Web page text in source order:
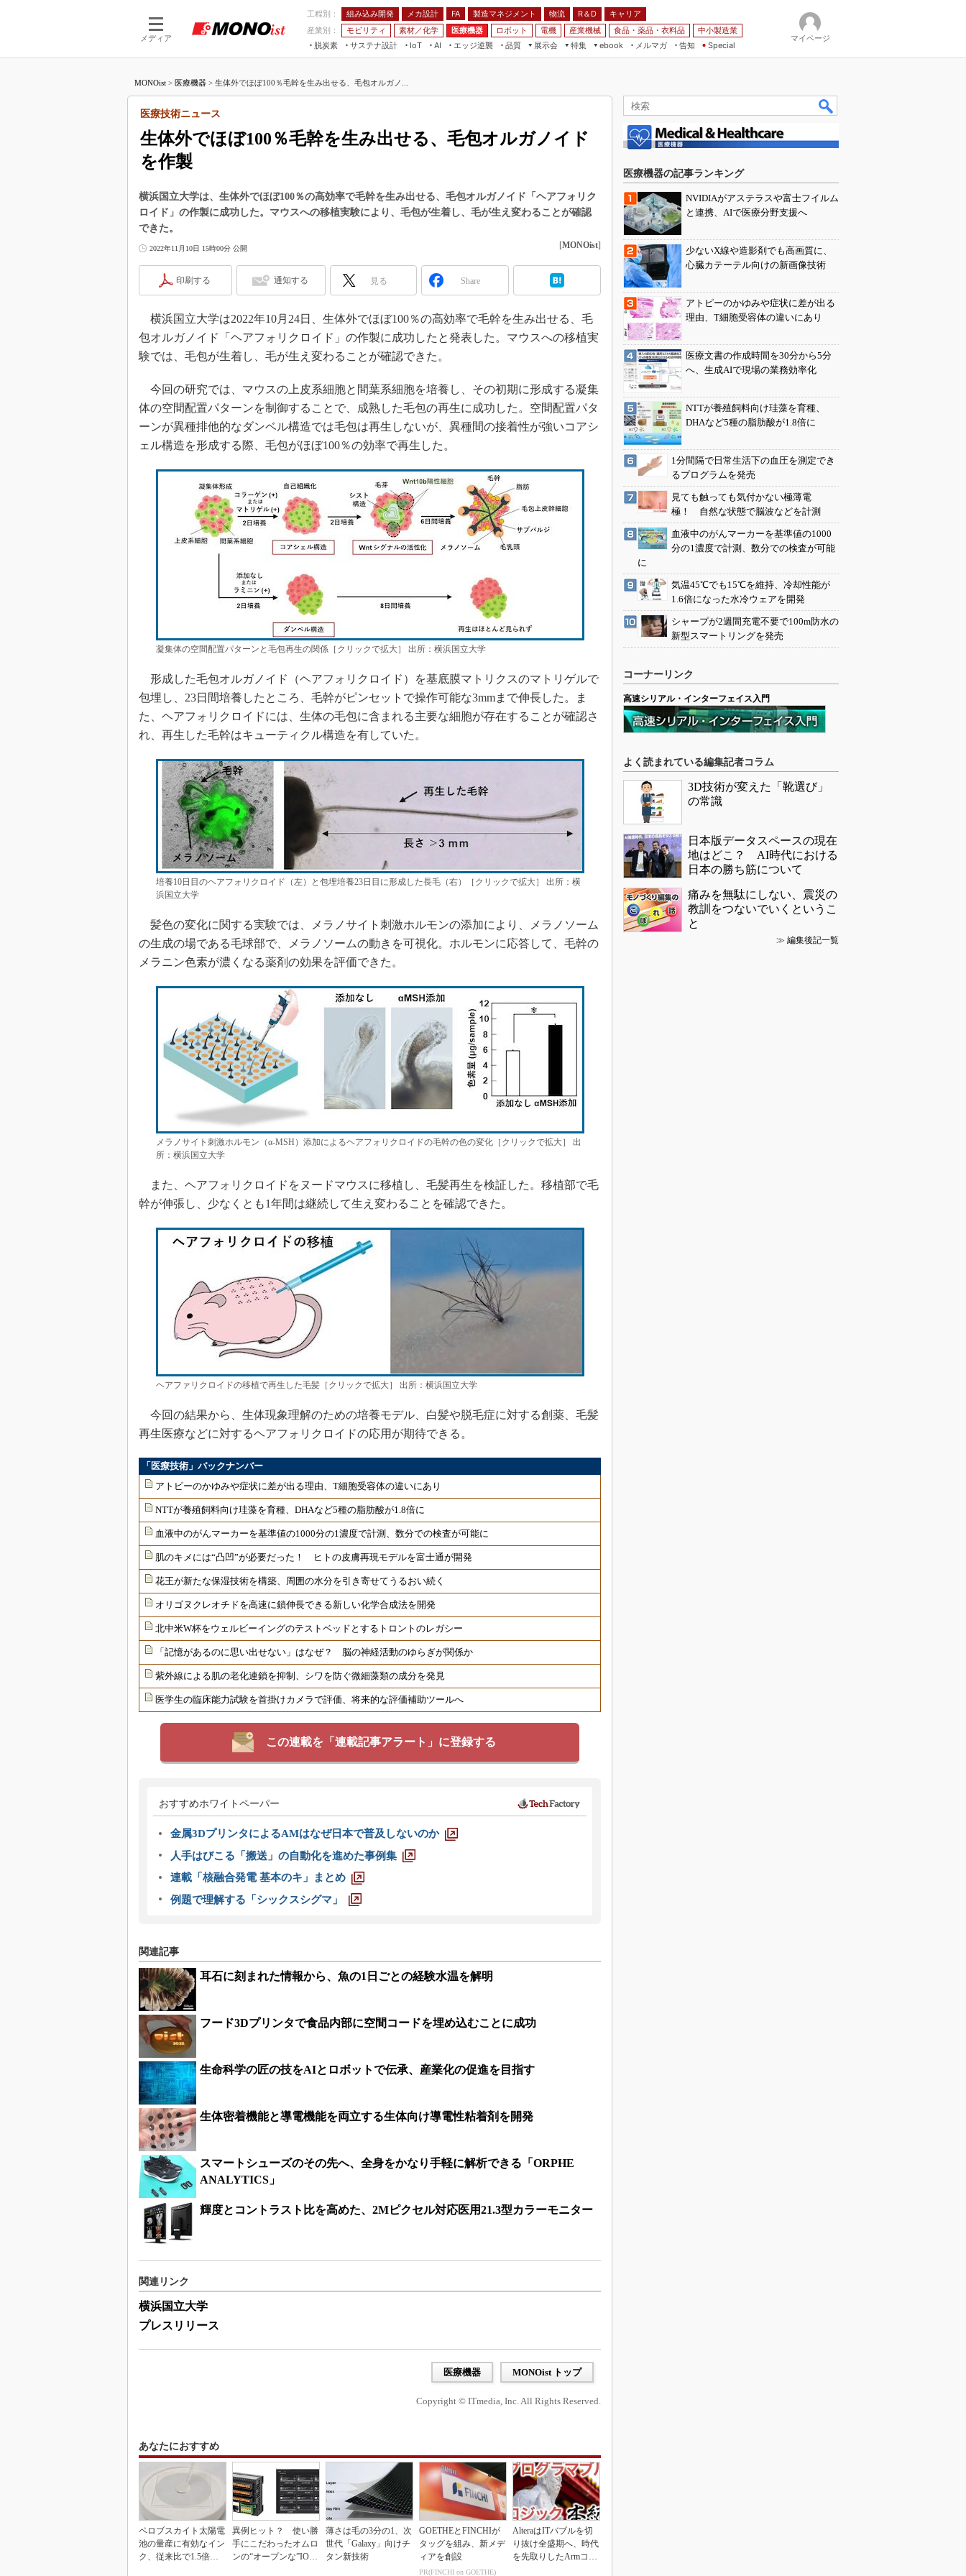
メディア
工程別： 組み込み開発 メカ設計 FA 製造マネジメント 物流 R＆D
キャリア
産業別：
モビリティ 素材／化学 医療機器 ロボット 電機 産業機械 食品・薬品・衣料品
中小製造業
脱炭素
サステナ設計
IoT
つながる工場
AI
AI×設備保全
エッジ逆襲 品質
展示会
JIMTOF
IIFES
TECHNO-FRONTIER
EdgeTech+
日本ものづくりワールド
AUTOMOTIVE WORLD
産業オープンネット展
特集
VR／AR
組み込み画像技術
組み込みモデリング
ISO26262
3Dプリンタ
インダストリー4.0
イノベーション
植物工場
知財マネジメント
海外生産
グローバル設計・開発
新型コロナへの対応
ebook
FA
メルマガ
告知 Special
マイページ
MONOist > 医療機器 > 生体外でほぼ100％毛幹を生み出せる、毛包オルガノ...
生体外でほぼ100％毛幹を生み出せる、毛包オルガノイド
を作製
医療技術ニュース
横浜国立大学は、生体外でほぼ100％の高効率で毛幹を生み出せる、毛包オルガノイド「ヘアフォリク
ロイド」の作製に成功した。マウスへの移植実験により、毛包が生着し、毛が生え変わることが確認
できた。
2022年11月10日 15時00分 公開 [MONOist]
印刷する 通知する 見る Share
横浜国立大学は2022年10月24日、生体外でほぼ100％の高効率で毛幹を生み出せる、毛
包オルガノイド「ヘアフォリクロイド」の作製に成功したと発表した。マウスへの移植実
験では、毛包が生着し、毛が生え変わることが確認できた。
今回の研究では、マウスの上皮系細胞と間葉系細胞を培養し、その初期に形成する凝集
体の空間配置パターンを制御することで、成熟した毛包の再生に成功した。空間配置パタ
ーンが異種排他的なダンベル構造では毛包は再生しないが、異種間の接着性が強いコアシ
ェル構造を形成する際、毛包がほぼ100％の効率で再生した。
凝集体の空間配置パターンと毛包再生の関係［クリックで拡大］ 出所：横浜国立大学
形成した毛包オルガノイド（ヘアフォリクロイド）を基底膜マトリクスのマトリゲルで
包埋し、23日間培養したところ、毛幹がピンセットで操作可能な3mmまで伸長した。ま
た、ヘアフォリクロイドには、生体の毛包に含まれる主要な細胞が存在することが確認さ
れ、再生した毛幹はキューティクル構造を有していた。
培養10日目のヘアフォリクロイド（左）と包埋培養23日目に形成した長毛（右）［クリックで拡大］ 出所：横
浜国立大学
髪色の変化に関する実験では、メラノサイト刺激ホルモンの添加により、メラノソーム
の生成の場である毛球部で、メラノソームの動きを可視化。ホルモンに応答して、毛幹の
メラニン色素が濃くなる薬剤の効果を評価できた。
メラノサイト刺激ホルモン（α-MSH）添加によるヘアフォリクロイドの毛幹の色の変化［クリックで拡大］ 出
所：横浜国立大学
また、ヘアフォリクロイドをヌードマウスに移植し、毛髪再生を検証した。移植部で毛
幹が伸張し、少なくとも1年間は継続して生え変わることを確認できた。
ヘアファリクロイドの移植で再生した毛髪［クリックで拡大］ 出所：横浜国立大学
今回の結果から、生体現象理解のための培養モデル、白髪や脱毛症に対する創薬、毛髪
再生医療などに対するヘアフォリクロイドの応用が期待できる。
「医療技術」バックナンバー
アトピーのかゆみや症状に差が出る理由、T細胞受容体の違いにあり
NTTが養殖飼料向け珪藻を育種、DHAなど5種の脂肪酸が1.8倍に
血液中のがんマーカーを基準値の1000分の1濃度で計測、数分での検査が可能に
肌のキメには“凸凹”が必要だった！ ヒトの皮膚再現モデルを富士通が開発
花王が新たな保湿技術を構築、周囲の水分を引き寄せてうるおい続く
オリゴヌクレオチドを高速に鎖伸長できる新しい化学合成法を開発
北中米W杯をウェルビーイングのテストベッドとするトロントのレガシー
「記憶があるのに思い出せない」はなぜ？ 脳の神経活動のゆらぎが関係か
紫外線による肌の老化連鎖を抑制、シワを防ぐ微細藻類の成分を発見
医学生の臨床能力試験を首掛けカメラで評価、将来的な評価補助ツールへ
この連載を「連載記事アラート」に登録する
おすすめホワイトペーパー
金属3DプリンタによるAMはなぜ日本で普及しないのか
人手はびこる「搬送」の自動化を進めた事例集
連載「核融合発電 基本のキ」まとめ
例題で理解する「シックスシグマ」
関連記事
耳石に刻まれた情報から、魚の1日ごとの経験水温を解明
フード3Dプリンタで食品内部に空間コードを埋め込むことに成功
生命科学の匠の技をAIとロボットで伝承、産業化の促進を目指す
生体密着機能と導電機能を両立する生体向け導電性粘着剤を開発
スマートシューズのその先へ、全身をかなり手軽に解析できる「ORPHE
ANALYTICS」
輝度とコントラスト比を高めた、2Mピクセル対応医用21.3型カラーモニター
関連リンク
横浜国立大学
プレスリリース
医療機器 MONOist トップ
Copyright © ITmedia, Inc. All Rights Reserved.
あなたにおすすめ
ペロブスカイト太陽電
池の量産に有効なイン
ク、従来比で1.5倍の
異例ヒット？ 使い勝
手にこだわったオムロ
ンの“オープンな”IO-L
薄さは毛の3分の1、次
世代「Galaxy」向けチ
タン新技術
GOETHEとFINCHIが
タッグを組み、新メデ
ィアを創設
PR(FINCHI on GOETHE)
AlteraはITバブルを切
り抜け全盛期へ、時代
を先取りしたArmコア
医療機器の記事ランキング
NVIDIAがアステラスや富士フイルム
と連携、AIで医療分野支援へ
少ないX線や造影剤でも高画質に、
心臓カテーテル向けの新画像技術
アトピーのかゆみや症状に差が出る
理由、T細胞受容体の違いにあり
医療文書の作成時間を30分から5分
へ、生成AIで現場の業務効率化
NTTが養殖飼料向け珪藻を育種、
DHAなど5種の脂肪酸が1.8倍に
1分間隔で日常生活下の血圧を測定でき
るプログラムを発売
見ても触っても気付かない極薄電
極！ 自然な状態で脳波などを計測
血液中のがんマーカーを基準値の1000
分の1濃度で計測、数分での検査が可能
に
気温45℃でも15℃を維持、冷却性能が
1.6倍になった水冷ウェアを開発
シャープが2週間充電不要で100m防水の
新型スマートリングを発売
コーナーリンク
高速シリアル・インターフェイス入門
よく読まれている編集記者コラム
3D技術が変えた「靴選び」
の常識
日本版データスペースの現在
地はどこ？ AI時代における
日本の勝ち筋について
痛みを無駄にしない、震災の
教訓をつないでいくというこ
と
≫ 編集後記一覧